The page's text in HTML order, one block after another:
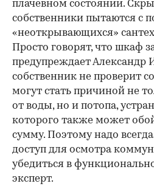
плачевном состоянии.
собственники пытаются с
«неоткрывающихся»
Просто говорят, что шкаф
предупреждает Александр
собственник не проверит
могут стать причиной не
от воды, но и потопа,
которого также может
сумму. Поэтому надо
доступ для осмотра
убедиться в
эксперт.